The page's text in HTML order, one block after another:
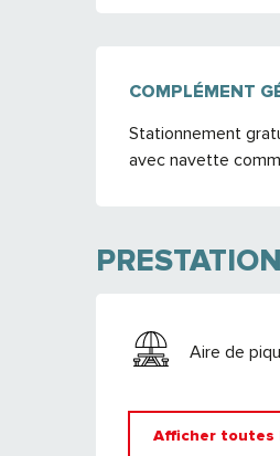
COMPLÉMENT
COMPLÉMENT
Stationnement
avec navette
Aire de
Afficher toutes